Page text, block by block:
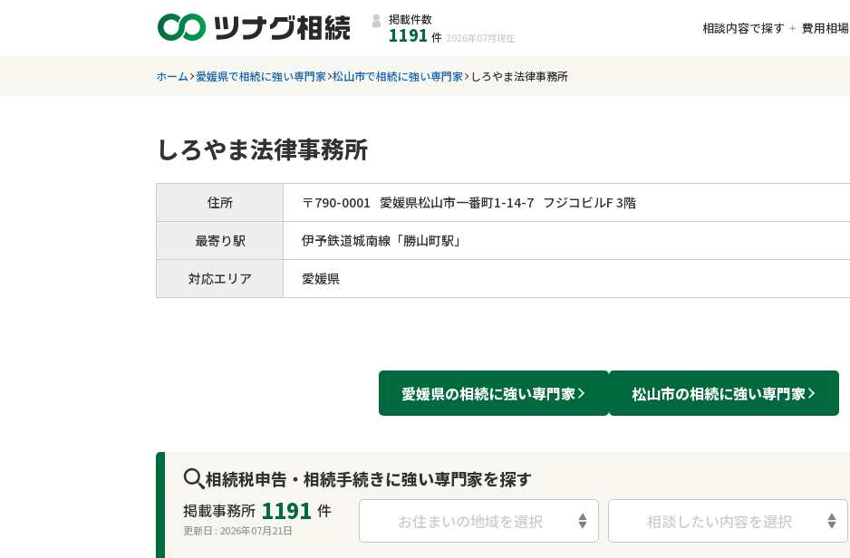
掲載件数
1191 件 2026年07月 現在
相談内容で探す 費用相場
ホーム 愛媛県で相続に強い専門家 松山市で相続に強い専門家 しろやま法律事務所
しろやま法律事務所
住所 〒790-0001 愛媛県松山市一番町1-14-7 フジコビルF 3階
最寄り駅 伊予鉄道城南線「勝山町駅」
対応エリア 愛媛県
愛媛県の相続に強い専門家 松山市の相続に強い専門家
相続税申告・相続手続きに強い専門家を探す
掲載事務所 1191 件
更新日 : 2026年07月21日 お住まいの地域を選択 相談したい内容を選択